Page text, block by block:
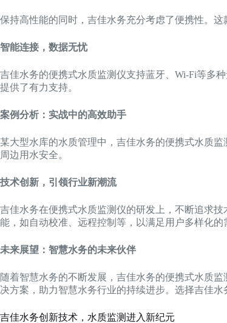
保持高性能的同时，吉佳水务充分考虑了便携性。
智能连接，数据无忧
吉佳水务的便携式水质监测仪支持蓝牙、Wi-Fi等多
提供了有力支持。
案例分析：实战中的高效助手
某大型水库的水质管理中，吉佳水务的便携式水质
周边用水安全。
技术创新，引领行业新潮流
吉佳水务在便携式水质监测仪的研发上，不断追求
能，如自动校准、远程控制等，以满足用户多样化的
未来展望：智慧水务的未来伙伴
随着智慧水务的不断发展，吉佳水务的便携式水质
决方案，助力智慧水务行业的持续进步。选择吉佳
吉佳水务创新技术，水质监测进入新纪元